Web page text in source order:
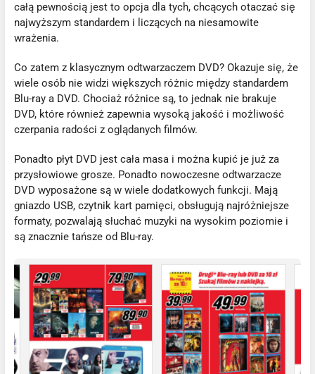
całą pewnością jest to opcja dla tych, chcących otaczać się
najwyższym standardem i liczących na niesamowite
wrażenia.
Co zatem z klasycznym odtwarzaczem DVD? Okazuje się, że
wiele osób nie widzi większych różnic między standardem
Blu-ray a DVD. Chociaż różnice są, to jednak nie brakuje
DVD, które również zapewnia wysoką jakość i możliwość
czerpania radości z oglądanych filmów.
Ponadto płyt DVD jest cała masa i można kupić je już za
przysłowiowe grosze. Ponadto nowoczesne odtwarzacze
DVD wyposażone są w wiele dodatkowych funkcji. Mają
gniazdo USB, czytnik kart pamięci, obsługują najróżniejsze
formaty, pozwalają słuchać muzyki na wysokim poziomie i
są znacznie tańsze od Blu-ray.